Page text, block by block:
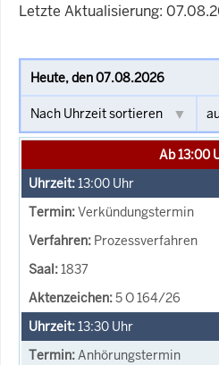
Letzte Aktualisierung:
Ab 13:00
13:00 Uhr
Verkündungstermin
Prozessverfahren
1837
5 O 164/26
13:30 Uhr
Anhörungstermin